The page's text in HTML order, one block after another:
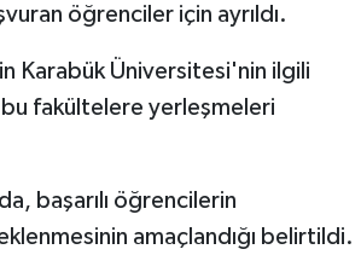
öğrenciler için ayrıldı.
Karabük Üniversitesi'nin ilgili
fakültelere yerleşmeleri
başarılı öğrencilerin
amaçlandığı belirtildi.